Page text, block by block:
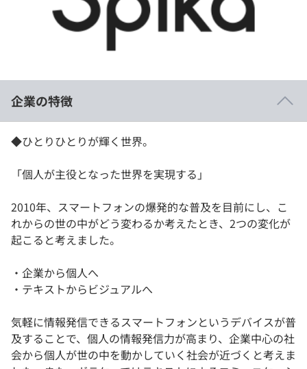
個人向けプラン
学校向けプラン
企業の特徴
◆ひとりひとりが輝く世界。
「個人が主役となった世界を実現する」
2010年、スマートフォンの爆発的な普及を目前にし、こ
れからの世の中がどう変わるか考えたとき、2つの変化が
起こると考えました。
・企業から個人へ
・テキストからビジュアルへ
気軽に情報発信できるスマートフォンというデバイスが普
及することで、個人の情報発信力が高まり、企業中心の社
会から個人が世の中を動かしていく社会が近づくと考えま